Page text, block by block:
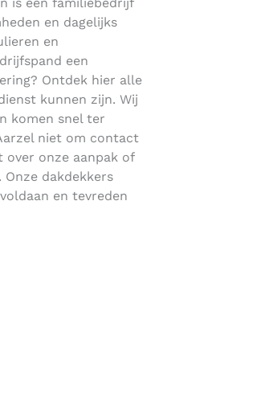
en dagelijks
en
een
Ontdek hier alle
kunnen zijn. Wij
komen snel ter
niet om contact
onze aanpak of
dakdekkers
en tevreden